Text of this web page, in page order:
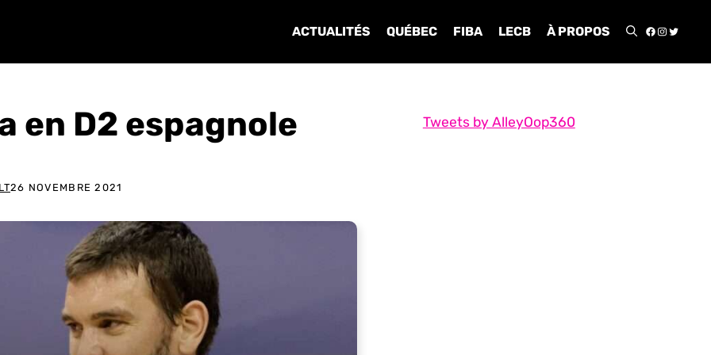
ACTUALITÉS QUÉBEC FIBA LECB À PROPOS
en D2 espagnole
26 NOVEMBRE 2021
Tweets by AlleyOop360